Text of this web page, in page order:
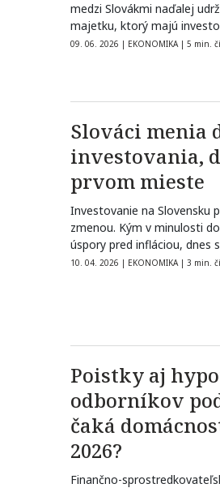
medzi Slovákmi naďalej
majetku, ktorý majú
zverený,…
09. 06. 2026 | EKONOMIKA | 5 min.
Slováci menia
investovania,
prvom mieste
Investovanie na Slovensku
zmenou. Kým v minulosti
úspory pred infláciou, dnes
domácností…
10. 04. 2026 | EKONOMIKA | 3 min.
Poistky aj
odborníkov
čaká
2026?
Finančno-